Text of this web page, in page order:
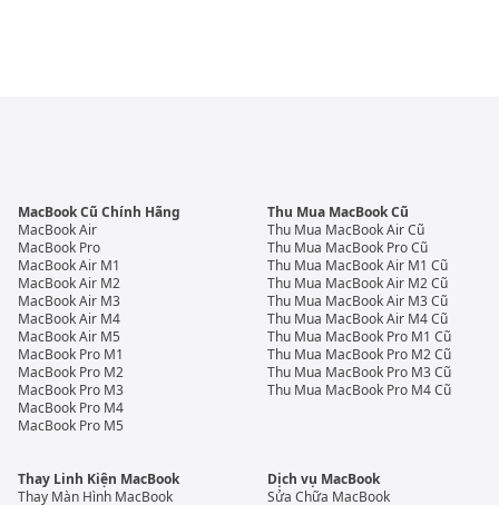
MacBook Cũ Chính Hãng
MacBook Air
MacBook Pro
MacBook Air M1
MacBook Air M2
MacBook Air M3
MacBook Air M4
MacBook Air M5
MacBook Pro M1
MacBook Pro M2
MacBook Pro M3
MacBook Pro M4
MacBook Pro M5
Thu Mua MacBook Cũ
Thu Mua MacBook Air Cũ
Thu Mua MacBook Pro Cũ
Thu Mua MacBook Air M1 Cũ
Thu Mua MacBook Air M2 Cũ
Thu Mua MacBook Air M3 Cũ
Thu Mua MacBook Air M4 Cũ
Thu Mua MacBook Pro M1 Cũ
Thu Mua MacBook Pro M2 Cũ
Thu Mua MacBook Pro M3 Cũ
Thu Mua MacBook Pro M4 Cũ
Thay Linh Kiện MacBook
Thay Màn Hình MacBook
Dịch vụ MacBook
Sửa Chữa MacBook